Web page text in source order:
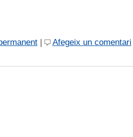
| Afegeix un comentari